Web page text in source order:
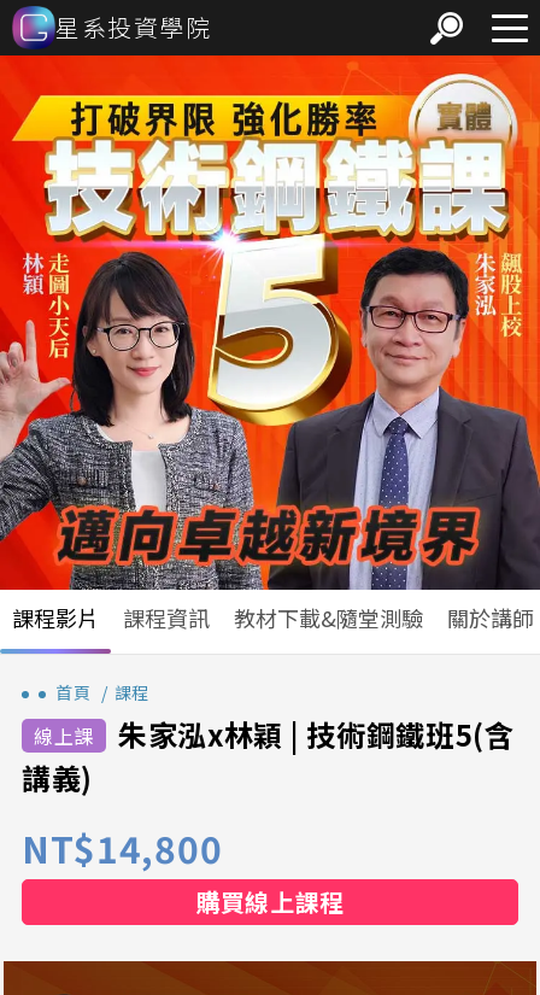
星系投資學院
課程影片 課程資訊 教材下載&隨堂測驗 關於講師
首頁 課程
朱家泓x林穎 | 技術鋼鐵班5(含
講義)
NT$14,800
購買線上課程